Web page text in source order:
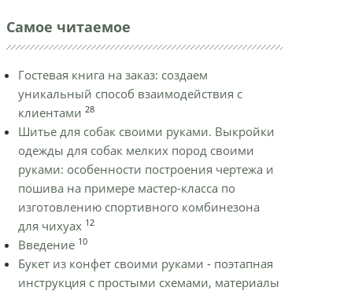
Самое читаемое
Гостевая книга на заказ: создаем
уникальный способ взаимодействия с
клиентами 28
Шитье для собак своими руками. Выкройки
одежды для собак мелких пород своими
руками: особенности построения чертежа и
пошива на примере мастер-класса по
изготовлению спортивного комбинезона
для чихуах 12
Введение 10
Букет из конфет своими руками - поэтапная
инструкция с простыми схемами, материалы